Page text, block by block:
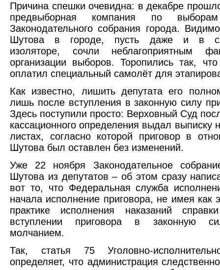
Причина спешки очевидна: в декабре
предвыборная компания по выборам
Законодательного собрания города.
Шутова в городе, пусть даже и в
изоляторе, сочли неблагоприятным
организации выборов. Торопились так,
оплатил специальный самолёт для
Как известно, лишить депутата его
лишь после вступления в законную силу
Здесь поступили просто: Верховный Суд
кассационного определения выдал выписку
листах, согласно которой приговор в
Шутова был оставлен без изменений.
Уже 22 ноября Законодательное
Шутова из депутатов – об этом сразу
вот то, что Федеральная служба
начала исполнение приговора, не имея как
практике исполнения наказаний
вступлении приговора в законную
молчанием.
Так, статья 75 Уголовно-
определяет, что администрация